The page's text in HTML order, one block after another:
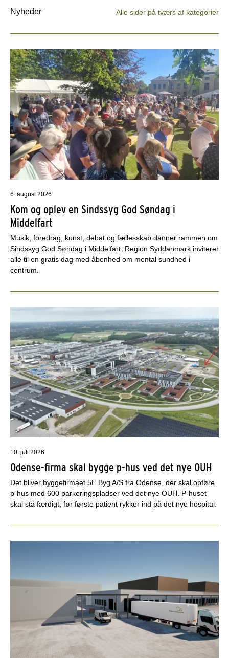
Nyheder Alle sider på tværs af kategorier
6. august 2026
Kom og oplev en Sindssyg God Søndag i
Middelfart
Musik, foredrag, kunst, debat og fællesskab danner rammen om
Sindssyg God Søndag i Middelfart. Region Syddanmark inviterer
alle til en gratis dag med åbenhed om mental sundhed i
centrum.
10. juli 2026
Odense-firma skal bygge p-hus ved det nye OUH
Det bliver byggefirmaet 5E Byg A/S fra Odense, der skal opføre
p-hus med 600 parkeringspladser ved det nye OUH. P-huset
skal stå færdigt, før første patient rykker ind på det nye hospital.